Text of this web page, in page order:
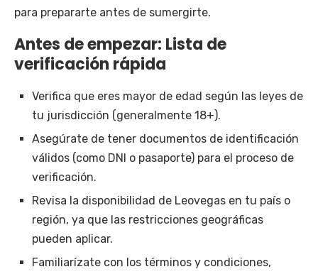
para prepararte antes de sumergirte.
Antes de empezar: Lista de
verificación rápida
Verifica que eres mayor de edad según las leyes de
tu jurisdicción (generalmente 18+).
Asegúrate de tener documentos de identificación
válidos (como DNI o pasaporte) para el proceso de
verificación.
Revisa la disponibilidad de Leovegas en tu país o
región, ya que las restricciones geográficas
pueden aplicar.
Familiarízate con los términos y condiciones,